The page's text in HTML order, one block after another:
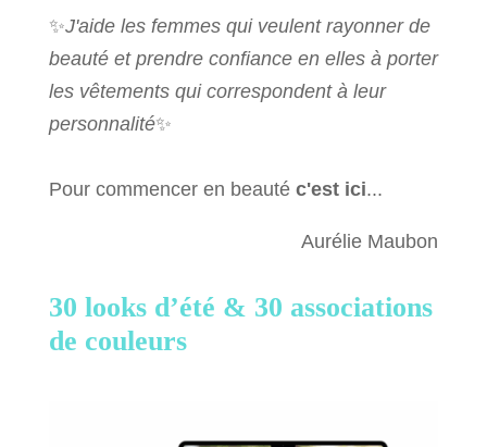
✨J'aide les femmes qui veulent rayonner de
beauté et prendre confiance en elles à porter
les vêtements qui correspondent à leur
personnalité✨
Pour commencer en beauté c'est ici...
Aurélie Maubon
30 looks d’été & 30 associations
de couleurs